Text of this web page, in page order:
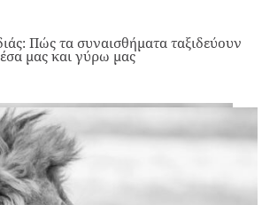
Πώς τα συναισθήματα ταξιδεύουν
μας και γύρω μας